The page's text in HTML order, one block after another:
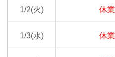
1/2(火) 休業
1/3(水) 休業